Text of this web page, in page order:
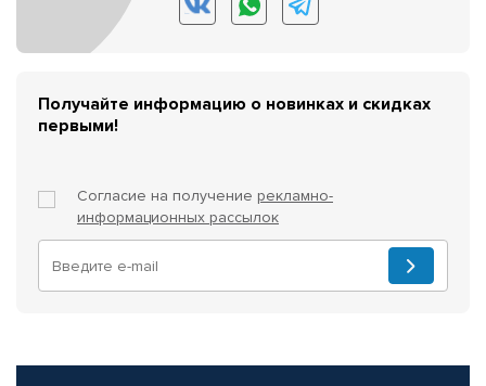
Получайте информацию о новинках и скидках
первыми!
Согласие на получение рекламно-
информационных рассылок